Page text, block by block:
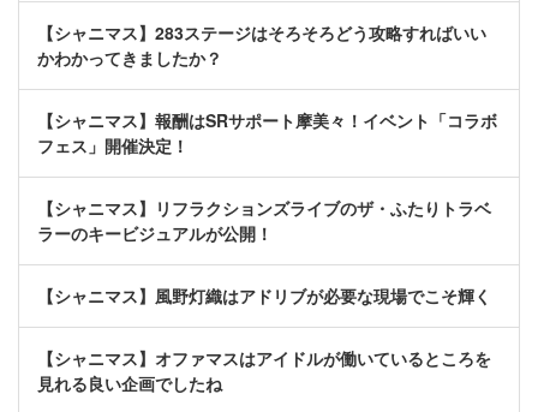
【シャニマス】283ステージはそろそろどう攻略すればいい
かわかってきましたか？
【シャニマス】報酬はSRサポート摩美々！イベント「コラボ
フェス」開催決定！
【シャニマス】リフラクションズライブのザ・ふたりトラベ
ラーのキービジュアルが公開！
【シャニマス】風野灯織はアドリブが必要な現場でこそ輝く
【シャニマス】オファマスはアイドルが働いているところを
見れる良い企画でしたね